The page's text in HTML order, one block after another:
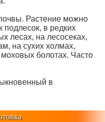
Растение можно
подлесок, в редких
лесах, на лесосеках,
на сухих холмах,
моховых болотах. Часто
в